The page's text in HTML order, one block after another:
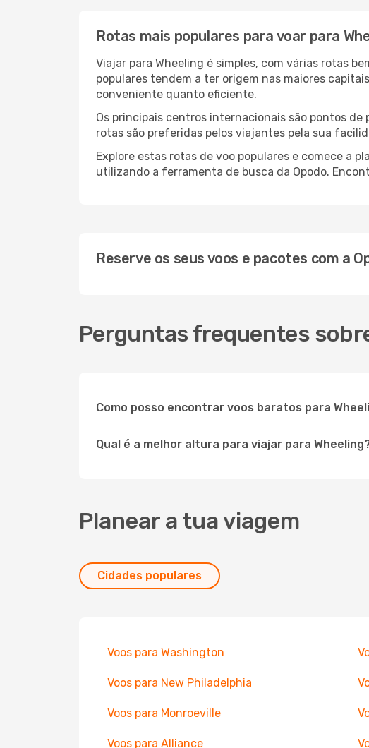
Rotas mais populares para voar para
Viajar para Wheeling é simples, com várias rotas
populares tendem a ter origem nas maiores
conveniente quanto eficiente.
Os principais centros internacionais são pontos
rotas são preferidas pelos viajantes pela sua
Explore estas rotas de voo populares e comece a
utilizando a ferramenta de busca da Opodo.
Reserve os seus voos e pacotes com a
Perguntas frequentes
Como posso encontrar voos baratos para
Qual é a melhor altura para viajar para
Planear a tua viagem
Cidades populares
Voos para Washington
Voos para New Philadelphia
Voos para Monroeville
Voos para Alliance